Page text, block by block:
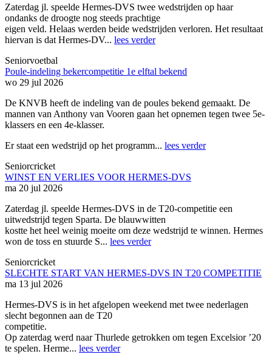
Zaterdag jl. speelde Hermes-DVS twee wedstrijden op haar
ondanks de droogte nog steeds prachtige
eigen veld. Helaas werden beide wedstrijden verloren. Het resultaat
hiervan is dat Hermes-DV... lees verder
Seniorvoetbal
Poule-indeling bekercompetitie 1e elftal bekend
wo 29 jul 2026
De KNVB heeft de indeling van de poules bekend gemaakt. De
mannen van Anthony van Vooren gaan het opnemen tegen twee 5e-
klassers en een 4e-klasser.
Er staat een wedstrijd op het programm... lees verder
Seniorcricket
WINST EN VERLIES VOOR HERMES-DVS
ma 20 jul 2026
Zaterdag jl. speelde Hermes-DVS in de T20-competitie een
uitwedstrijd tegen Sparta. De blauwwitten
kostte het heel weinig moeite om deze wedstrijd te winnen. Hermes
won de toss en stuurde S... lees verder
Seniorcricket
SLECHTE START VAN HERMES-DVS IN T20 COMPETITIE
ma 13 jul 2026
Hermes-DVS is in het afgelopen weekend met twee nederlagen
slecht begonnen aan de T20
competitie.
Op zaterdag werd naar Thurlede getrokken om tegen Excelsior ’20
te spelen. Herme... lees verder